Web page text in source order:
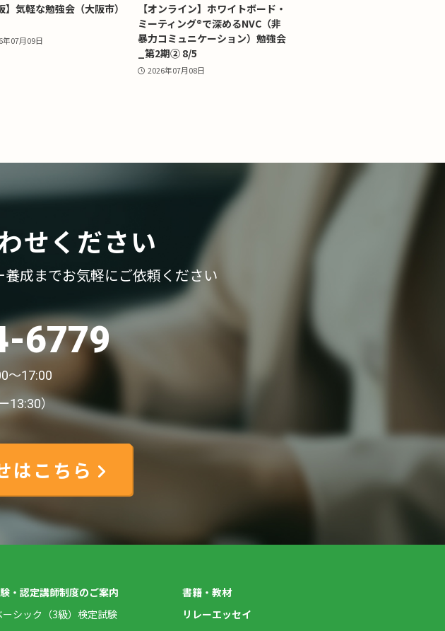
】気軽な勉強会（大阪市）
年07月09日
【オンライン】ホワイトボード・
ミーティング®で深めるNVC（非
暴力コミュニケーション）勉強会
_第2期② 8/5
2026年07月08日
せください
養成までお気軽にご依頼ください
6779
〜17:00
13:30）
はこちら
・認定講師制度のご案内
ーシック（3級）検定試験
書籍・教材
リレーエッセイ